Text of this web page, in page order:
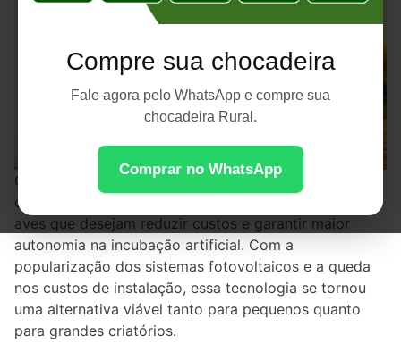
Compre sua chocadeira
Fale agora pelo WhatsApp e compre sua
chocadeira Rural.
Comprar no WhatsApp
O uso de energia solar para chocadeiras
cada vez mais entre produtores rurais e criadores de
aves que desejam reduzir custos e garantir maior
autonomia na incubação artificial. Com a
popularização dos sistemas fotovoltaicos e a queda
nos custos de instalação, essa tecnologia se tornou
uma alternativa viável tanto para pequenos quanto
para grandes criatórios.